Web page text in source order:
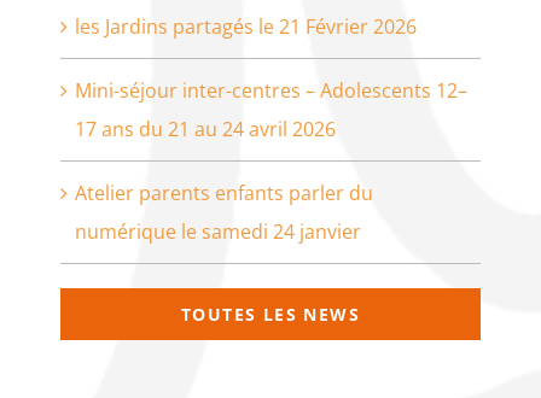
les Jardins partagés le 21 Février 2026
Mini-séjour inter-centres – Adolescents 12–
17 ans du 21 au 24 avril 2026
Atelier parents enfants parler du
numérique le samedi 24 janvier
TOUTES LES NEWS